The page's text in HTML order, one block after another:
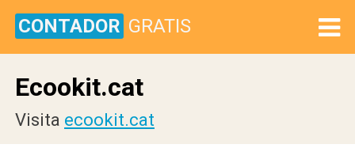
CONTADOR GRATIS
Ecookit.cat
Visita ecookit.cat